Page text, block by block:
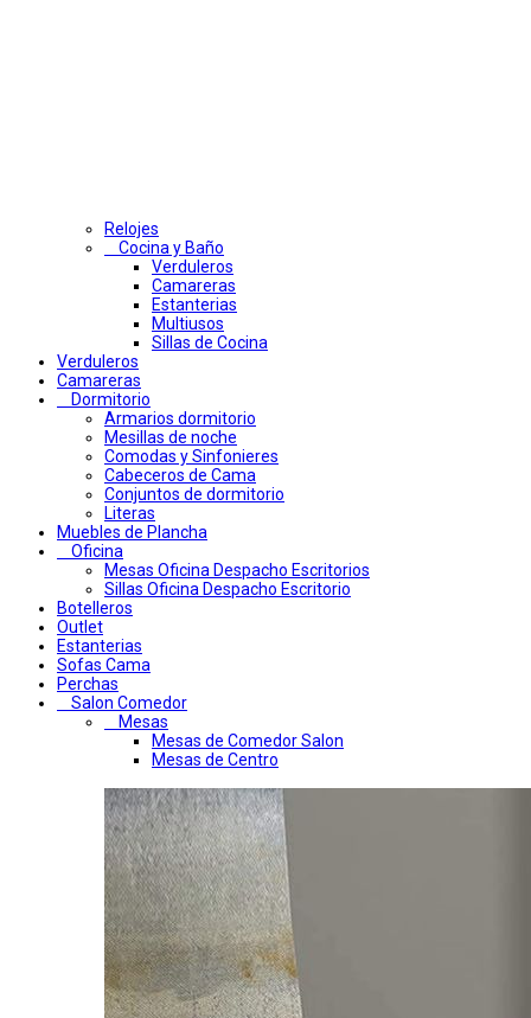
Relojes
Cocina y Baño
Verduleros
Camareras
Estanterias
Multiusos
Sillas de Cocina
Verduleros
Camareras
Dormitorio
Armarios dormitorio
Mesillas de noche
Comodas y Sinfonieres
Cabeceros de Cama
Conjuntos de dormitorio
Literas
Muebles de Plancha
Oficina
Mesas Oficina Despacho Escritorios
Sillas Oficina Despacho Escritorio
Botelleros
Outlet
Estanterias
Sofas Cama
Perchas
Salon Comedor
Mesas
Mesas de Comedor Salon
Mesas de Centro